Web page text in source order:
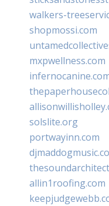
walkers-
shopmossi.com
mxpwellness.com
solslite.org
portwayinn.com
allin1roofing.com